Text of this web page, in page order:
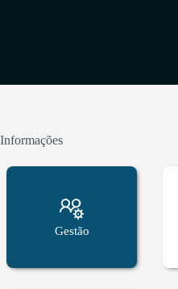
Informações
Gestão